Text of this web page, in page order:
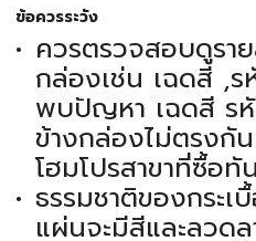
ข้อควรระวัง
ควรตรวจสอบดูรา
กล่องเช่น เฉดสี ,ร
พบปัญหา เฉดสี รหั
ข้างกล่องไม่ตรงกั
โฮมโปรสาขาที่ซื้อทั
ธรรมชาติของกระเ
แผ่นจะมีสีและลวด